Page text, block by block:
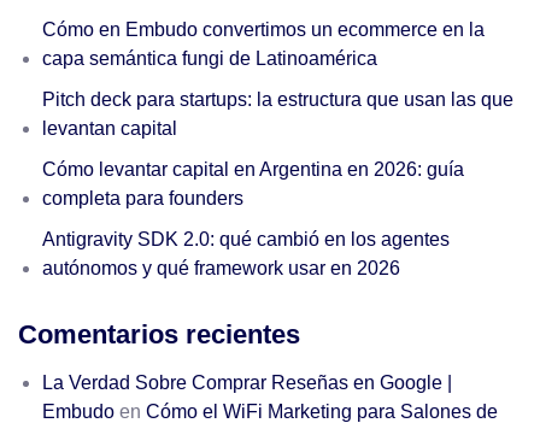
Cómo en Embudo convertimos un ecommerce en la
capa semántica fungi de Latinoamérica
Pitch deck para startups: la estructura que usan las que
levantan capital
Cómo levantar capital en Argentina en 2026: guía
completa para founders
Antigravity SDK 2.0: qué cambió en los agentes
autónomos y qué framework usar en 2026
Comentarios recientes
La Verdad Sobre Comprar Reseñas en Google |
Embudo en Cómo el WiFi Marketing para Salones de